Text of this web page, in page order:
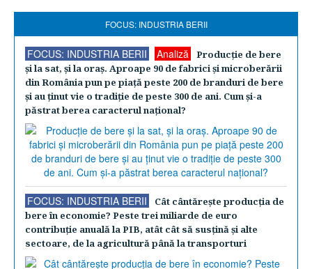
FOCUS: INDUSTRIA BERII
FOCUS: INDUSTRIA BERII Analiză
Producţie de bere
şi la sat, şi la oraş. Aproape 90 de fabrici şi microberării
din România pun pe piaţă peste 200 de branduri de bere
şi au ţinut vie o tradiţie de peste 300 de ani. Cum şi-a
păstrat berea caracterul naţional?
FOCUS: INDUSTRIA BERII
Cât cântăreşte producţia de
bere în economie? Peste trei miliarde de euro
contribuţie anuală la PIB, atât cât să susţină şi alte
sectoare, de la agricultură până la transporturi